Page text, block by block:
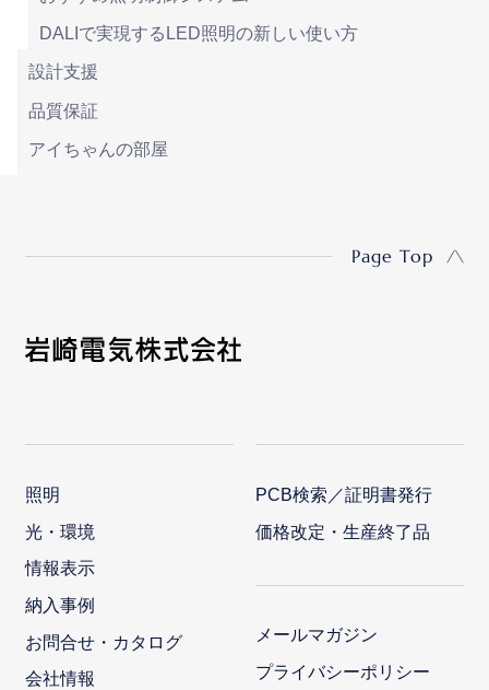
DALIで実現するLED照明の新しい使い方
設計支援
品質保証
アイちゃんの部屋
Page Top
照明
光・環境
情報表示
納入事例
お問合せ・カタログ
会社情報
PCB検索／証明書発行
価格改定・生産終了品
メールマガジン
プライバシーポリシー